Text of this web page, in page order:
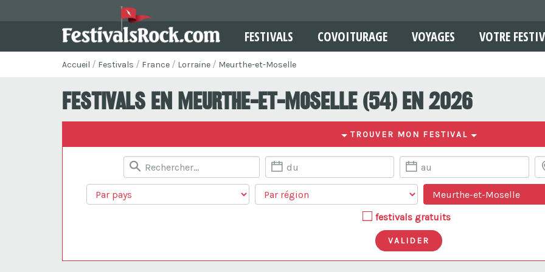
FESTIVALS COVOITURAGE VOYAGES VOTRE
Accueil Festivals France Lorraine Meurthe-et-Moselle
Festivals en Meurthe-et-Moselle (54) en 2026
TROUVER MON FESTIVAL
festivals gratuits